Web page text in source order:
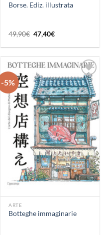
Borse. Ediz. illustrata
49,90€ Il
prezzo
originale
49,90€.
47,40€Il
attuale
47,40€.
-5%
Aggiungi
alla lista
dei
desideri
ARTE
Botteghe immaginarie